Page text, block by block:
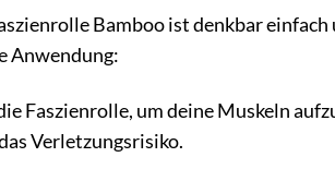
Bamboo ist denkbar
Anwendung:
Faszienrolle, um deine Muskeln
Verletzungsrisiko.